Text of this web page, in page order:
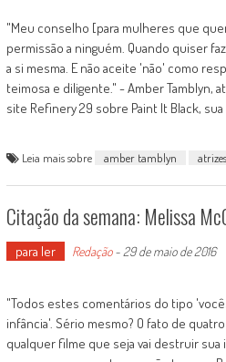
"Meu conselho [para mulheres que
permissão a ninguém. Quando quiser
a si mesma. E não aceite 'não' como
teimosa e diligente." - Amber Tamblyn,
site Refinery 29 sobre Paint It Black,
Leia mais sobre amber tamblyn atrizes
Citação da semana: Melissa
para ler Redação- 29 de maio de 2016
"Todos estes comentários do tipo
infância'. Sério mesmo? O fato de
qualquer filme que seja vai destruir sua